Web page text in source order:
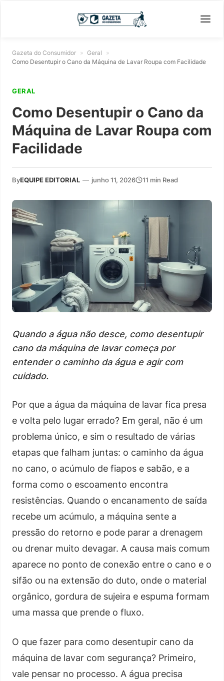
Gazeta do Consumidor » Geral
»
Como Desentupir o Cano da Máquina de Lavar Roupa com Facilidade
GERAL
Como Desentupir o Cano da
Máquina de Lavar Roupa com
Facilidade
ByEQUIPE EDITORIAL — junho 11, 2026 11 min Read
Quando a água não desce, como desentupir
cano da máquina de lavar começa por
entender o caminho da água e agir com
cuidado.
Por que a água da máquina de lavar fica presa
e volta pelo lugar errado? Em geral, não é um
problema único, e sim o resultado de várias
etapas que falham juntas: o caminho da água
no cano, o acúmulo de fiapos e sabão, e a
forma como o escoamento encontra
resistências. Quando o encanamento de saída
recebe um acúmulo, a máquina sente a
pressão do retorno e pode parar a drenagem
ou drenar muito devagar. A causa mais comum
aparece no ponto de conexão entre o cano e o
sifão ou na extensão do duto, onde o material
orgânico, gordura de sujeira e espuma formam
uma massa que prende o fluxo.
O que fazer para como desentupir cano da
máquina de lavar com segurança? Primeiro,
vale pensar no processo. A água precisa